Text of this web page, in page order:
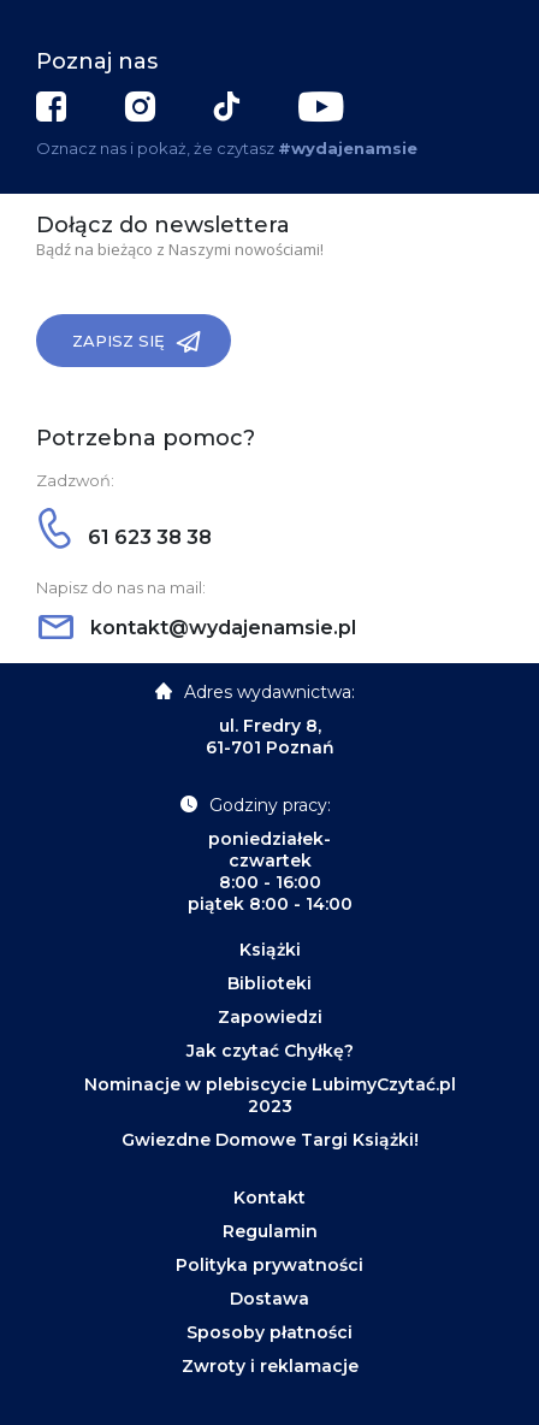
Poznaj nas
Oznacz nas i pokaż, że czytasz #wydajenamsie
Dołącz do newslettera
Bądź na bieżąco z Naszymi nowościami!
ZAPISZ SIĘ
Potrzebna pomoc?
Zadzwoń:
61 623 38 38
Napisz do nas na mail:
kontakt@wydajenamsie.pl
Adres wydawnictwa:
ul. Fredry 8,
61-701 Poznań
Godziny pracy:
poniedziałek-
czwartek
8:00 - 16:00
piątek 8:00 - 14:00
Książki
Biblioteki
Zapowiedzi
Jak czytać Chyłkę?
Nominacje w plebiscycie LubimyCzytać.pl
2023
Gwiezdne Domowe Targi Książki!
Kontakt
Regulamin
Polityka prywatności
Dostawa
Sposoby płatności
Zwroty i reklamacje